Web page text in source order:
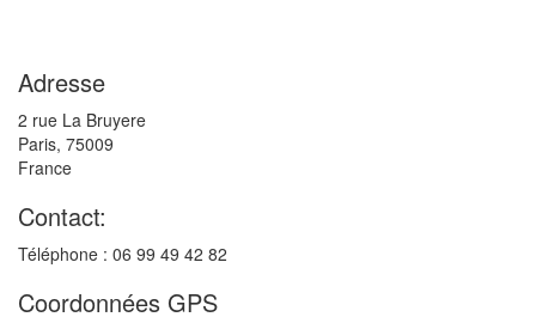
Adresse
2 rue La Bruyere
Paris, 75009
France
Contact:
Téléphone : 06 99 49 42 82
Coordonnées GPS